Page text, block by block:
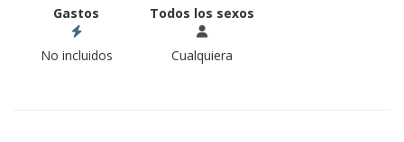
Gastos
No incluidos
Todos los sexos
Cualquiera